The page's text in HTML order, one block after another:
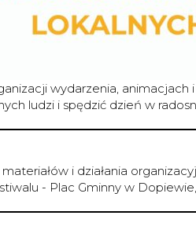
wydarzenia,
ludzi i spędzić dzień w
i działania
- Plac Gminny w Dopiewie,